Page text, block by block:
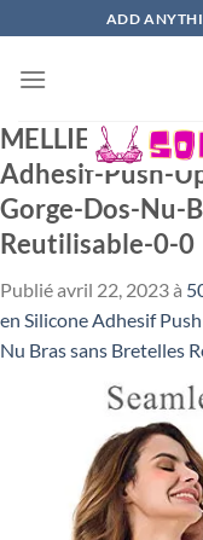
au
contenu
ADD
MELLIEX-
Adhesif-Push-
Gorge-Dos-Nu-
Reutilisable-0-0
Publiéavril 22, 2023à
en Silicone Adhesif
Nu Bras sans Bretelles